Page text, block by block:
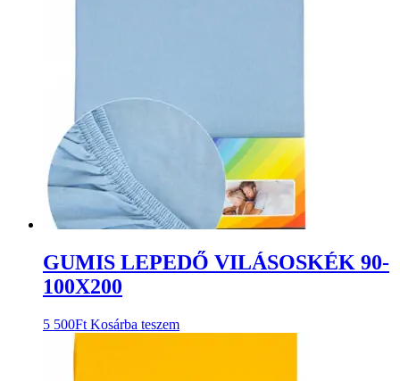
GUMIS LEPEDŐ VILÁSOSKÉK 90-
100X200
5 500Ft Kosárba teszem